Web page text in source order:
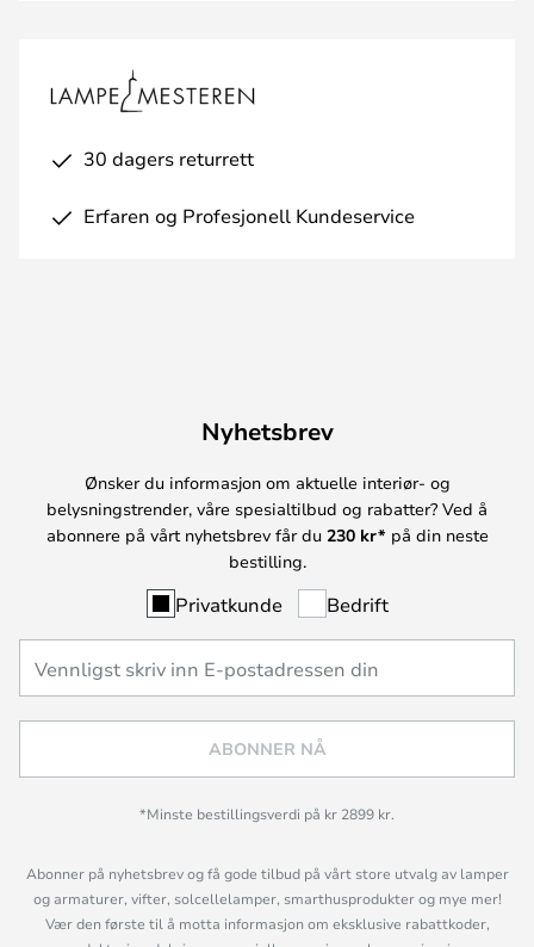
30 dagers returrett
Erfaren og Profesjonell Kundeservice
Nyhetsbrev
Ønsker du informasjon om aktuelle interiør- og
belysningstrender, våre spesialtilbud og rabatter? Ved å
abonnere på vårt nyhetsbrev får du 230 kr* på din neste
bestilling.
Privatkunde Bedrift
ABONNER NÅ
*Minste bestillingsverdi på kr 2899 kr.
Abonner på nyhetsbrev og få gode tilbud på vårt store utvalg av lamper
og armaturer, vifter, solcellelamper, smarthusprodukter og mye mer!
Vær den første til å motta informasjon om eksklusive rabattkoder,